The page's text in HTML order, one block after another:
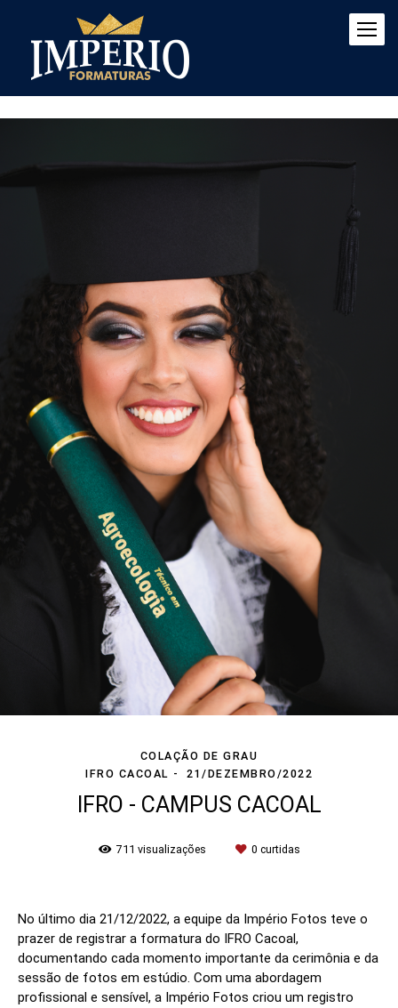
COLAÇÃO DE GRAU
IFRO CACOAL
21/DEZEMBRO/2022
IFRO - CAMPUS CACOAL
711 visualizações 0 curtidas
No último dia 21/12/2022, a equipe da Império Fotos teve o
prazer de registrar a formatura do IFRO Cacoal,
documentando cada momento importante da cerimônia e da
sessão de fotos em estúdio. Com uma abordagem
profissional e sensível, a Império Fotos criou um registro